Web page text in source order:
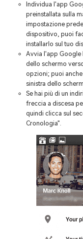
Individua l'app
preinstallata sulla
impostazione
dispositivo, puoi
installarlo sul tuo
Avvia l'app Google
dello schermo
opzioni; puoi
sinistra dello
Se hai più di un
freccia a discesa
quindi clicca sul
Cronologia".